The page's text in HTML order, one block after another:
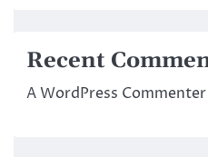
Recent
A WordPress Commenter